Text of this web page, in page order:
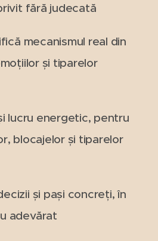
fără judecată
mecanismul real din
și tiparelor
lucru energetic, pentru
blocajelor și tiparelor
și pași concreți, în
adevărat